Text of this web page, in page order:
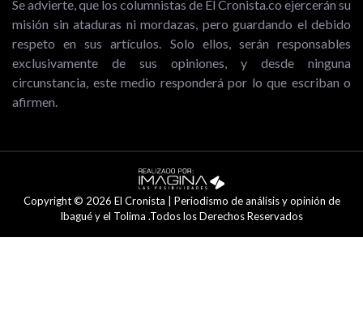
Se advierte, que los columnistas de El Cronista.co ejercerán su
misión sin ataduras ni mordazas, pero guardando el debido
respeto en sus artículos. Solo ellos, serán responsables
exclusivamente de sus opiniones, y desde ninguna
circunstancia, este medio responderá por lo que escriban o
afirmen.
Copyright © 2026 El Cronista | Periodismo de análisis y opinión de
Ibagué y el Tolima .Todos los Derechos Reservados